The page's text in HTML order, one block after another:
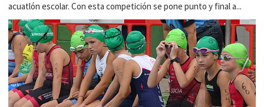
acuatlón escolar. Con esta competición se pone punto y final a...